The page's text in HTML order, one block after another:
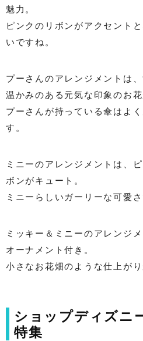
魅力。
ピンクのリボンがアクセント
いですね。
プーさんのアレンジメントは
温かみのある元気な印象のお花
プーさんが持っている傘はよ
す。
ミニーのアレンジメントは、
ボンがキュート。
ミニーらしいガーリーな可愛さ
ミッキー＆ミニーのアレンジ
オーナメント付き。
小さなお花畑のような仕上がり
ショップディズニ
特集